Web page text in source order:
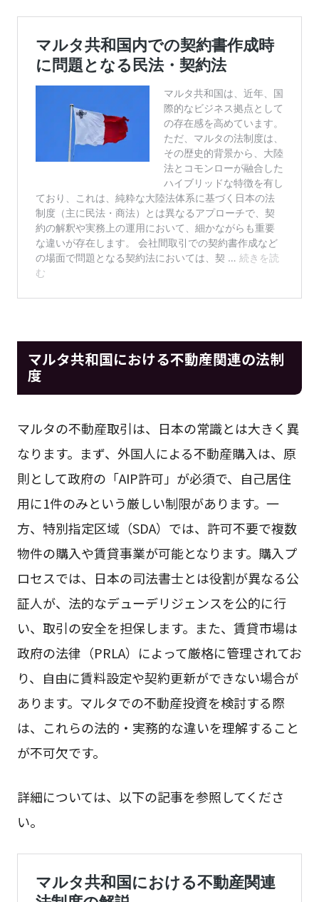
マルタ共和国における不動産関連の法制
度
マルタの不動産取引は、日本の常識とは大きく異
なります。まず、外国人による不動産購入は、原
則として政府の「AIP許可」が必須で、自己居住
用に1件のみという厳しい制限があります。一
方、特別指定区域（SDA）では、許可不要で複数
物件の購入や賃貸事業が可能となります。購入プ
ロセスでは、日本の司法書士とは役割が異なる公
証人が、法的なデューデリジェンスを公的に行
い、取引の安全を担保します。また、賃貸市場は
政府の法律（PRLA）によって厳格に管理されてお
り、自由に賃料設定や契約更新ができない場合が
あります。マルタでの不動産投資を検討する際
は、これらの法的・実務的な違いを理解すること
が不可欠です。
詳細については、以下の記事を参照してくださ
い。